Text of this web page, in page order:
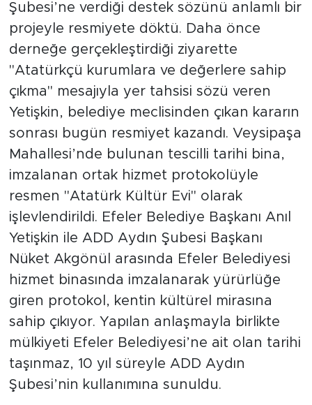
Şubesi’ne verdiği destek sözünü anlamlı bir
projeyle resmiyete döktü. Daha önce
derneğe gerçekleştirdiği ziyarette
"Atatürkçü kurumlara ve değerlere sahip
çıkma" mesajıyla yer tahsisi sözü veren
Yetişkin, belediye meclisinden çıkan kararın
sonrası bugün resmiyet kazandı. Veysipaşa
Mahallesi’nde bulunan tescilli tarihi bina,
imzalanan ortak hizmet protokolüyle
resmen "Atatürk Kültür Evi" olarak
işlevlendirildi. Efeler Belediye Başkanı Anıl
Yetişkin ile ADD Aydın Şubesi Başkanı
Nüket Akgönül arasında Efeler Belediyesi
hizmet binasında imzalanarak yürürlüğe
giren protokol, kentin kültürel mirasına
sahip çıkıyor. Yapılan anlaşmayla birlikte
mülkiyeti Efeler Belediyesi’ne ait olan tarihi
taşınmaz, 10 yıl süreyle ADD Aydın
Şubesi’nin kullanımına sunuldu.